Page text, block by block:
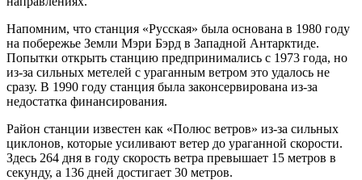
Напомним, что станция «Русская» была основана в 1980 году
на побережье Земли Мэри Бэрд в Западной Антарктиде.
Попытки открыть станцию предпринимались с 1973 года, но
из-за сильных метелей с ураганным ветром это удалось не
сразу. В 1990 году станция была законсервирована из-за
недостатка финансирования.
Район станции известен как «Полюс ветров» из-за сильных
циклонов, которые усиливают ветер до ураганной скорости.
Здесь 264 дня в году скорость ветра превышает 15 метров в
секунду, а 136 дней достигает 30 метров.